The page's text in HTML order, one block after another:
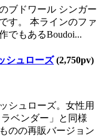
ブドワール シンガー
す。 本ラインのファ
でもあるBoudoi...
シュローズ(2,750pv)
シュローズ。女性用
ベンダー」と同様
のの再販バージョン